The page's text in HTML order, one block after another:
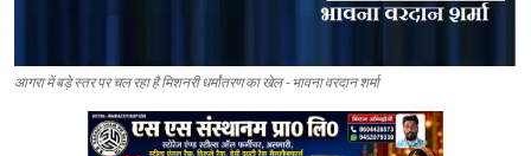
आगरा में बड़े स्तर पर चल रहा है मिशनरी धर्मांतरण का खेल - भावना वरदान शर्मा